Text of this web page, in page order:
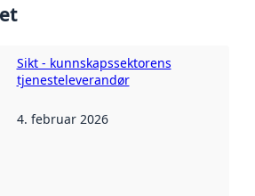
Sikt - kunnskapssektorens
tjenesteleverandør
vart
4. februar 2026